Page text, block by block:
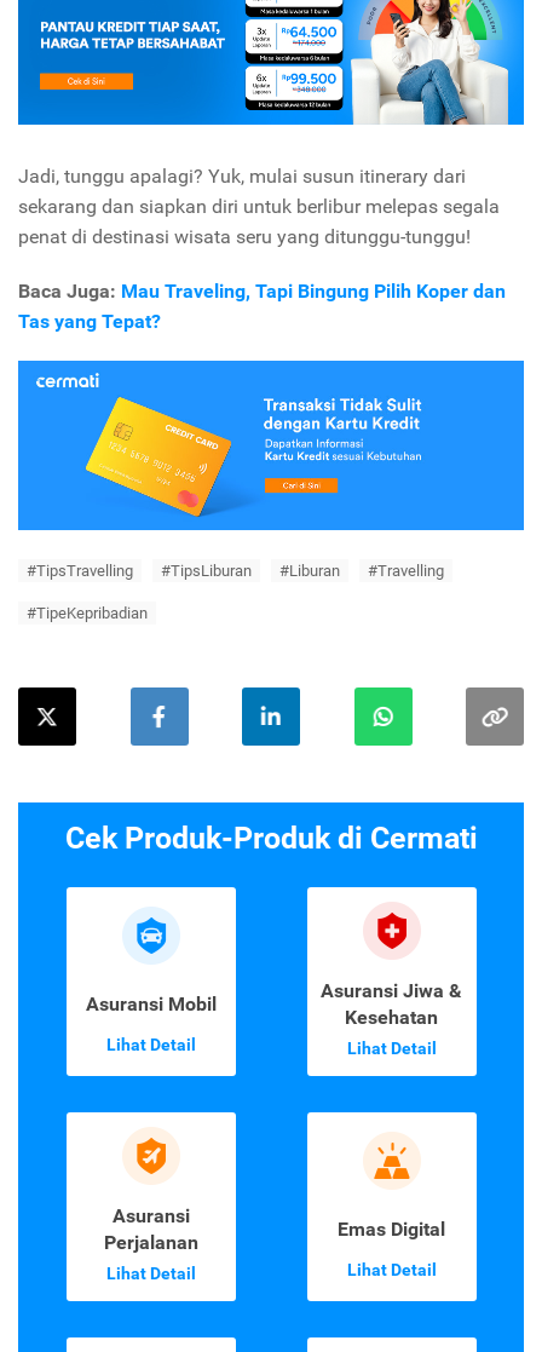
Jadi, tunggu apalagi? Yuk, mulai susun itinerary dari
sekarang dan siapkan diri untuk berlibur melepas segala
penat di destinasi wisata seru yang ditunggu-tunggu!
Baca Juga: Mau Traveling, Tapi Bingung Pilih Koper dan
Tas yang Tepat?
#TipsTravelling #TipsLiburan #Liburan #Travelling
#TipeKepribadian
Cek Produk-Produk di Cermati
Asuransi Mobil
Lihat Detail
Asuransi Jiwa &
Kesehatan
Lihat Detail
Asuransi
Perjalanan
Lihat Detail
Emas Digital
Lihat Detail